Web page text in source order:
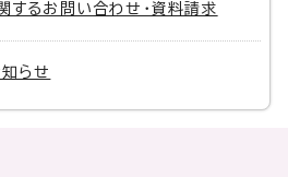
するお問い合わせ・資料請求
らせ